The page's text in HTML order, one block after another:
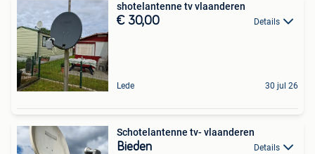
shotelantenne tv vlaanderen
€ 30,00 Details
Lede 30 jul 26
Schotelantenne tv- vlaanderen
Bieden Details